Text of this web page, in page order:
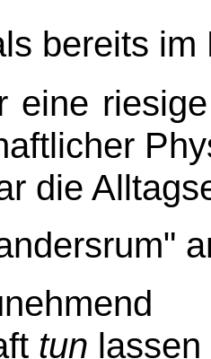
bereits
eine
die
tun lassen